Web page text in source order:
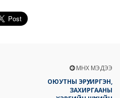
ӨМНӨХ МЭДЭЭ
ОЮУТНЫ ЭРҮҮ, ИРГЭН,
ЗАХИРГААНЫ